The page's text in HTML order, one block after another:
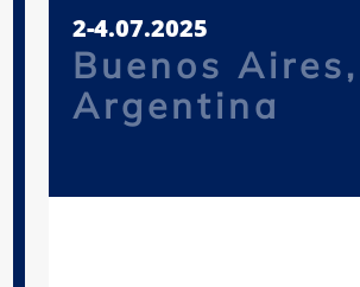
2-4.07.2025
Buenos Aires,
Argentina